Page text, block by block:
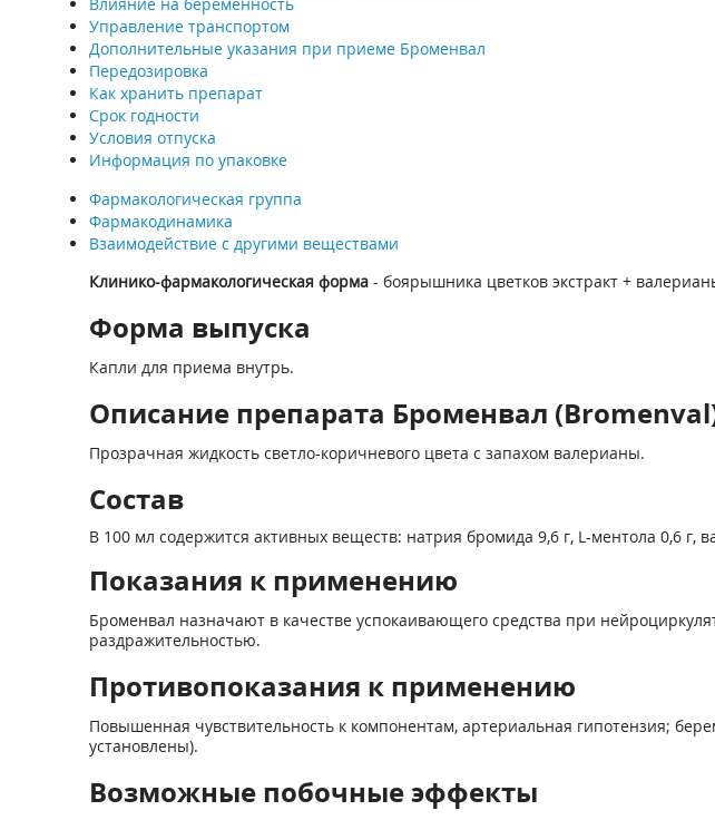
Управление транспортом
Дополнительные указания при приеме Броменвал
Передозировка
Как хранить препарат
Срок годности
Условия отпуска
Информация по упаковке
Фармакологическая группа
Фармакодинамика
Взаимодействие с другими веществами
Клинико-фармакологическая форма- боярышника цветков экстракт +
Форма выпуска
Капли для приема внутрь.
Описание препарата Броменвал
Прозрачная жидкость светло-коричневого цвета с запахом валерианы.
Состав
В 100 мл содержится активных веществ: натрия бромида 9,6 г, L-ментола 0,6
Показания к применению
Броменвал назначают в качестве успокаивающего средства при
раздражительностью.
Противопоказания к применению
Повышенная чувствительность к компонентам, артериальная гипотензия;
установлены).
Возможные побочные эффекты